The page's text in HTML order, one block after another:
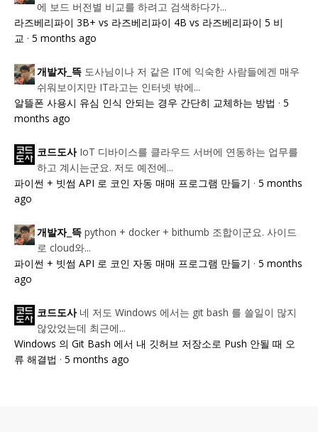
에 보드 버전별 비교를 하려고 검색하다가...
라즈베리파이 3B+ vs 라즈베리파이 4B vs 라즈베리파이 5 비
교 · 5 months ago
개발자_뜩 도사님이나 저 같은 IT에 익숙한 사람들에겐 매우
쉬워보이지만 IT라고는 인터넷 밖에...
알뜰폰 사용시 유심 인식 안되는 경우 간단히 교체하는 방법 · 5
months ago
코드도사 IoT 디바이스를 클라우드 서버에 연동하는 업무를
하고 계시는군요. 저도 예전에...
파이썬 + 빗썸 API 로 코인 자동 매매 프로그램 만들기 · 5 months
ago
개발자_뜩 python + docker + bithumb 조합이군요. 사이드
로 cloud와...
파이썬 + 빗썸 API 로 코인 자동 매매 프로그램 만들기 · 5 months
ago
코드도사 네 저도 Windows 에서는 git bash 를 쓸일이 많지
않았었는데 최근에...
Windows 의 Git Bash 에서 내 깃허브 저장소로 Push 안될 때 오
류 해결법 · 5 months ago